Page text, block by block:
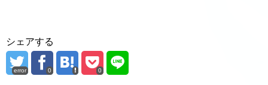
シェアする
error 0 0